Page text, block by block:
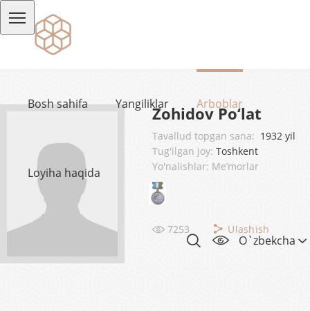
Bosh sahifa Yangiliklar Arboblar
Loyiha haqida
O`zbekcha
Zohidov Po‘lat
Tavallud topgan sana: 1932 yil
Tug'ilgan joy: Toshkent
Yo'nalishlar: Me’morlar
7253 Ulashish